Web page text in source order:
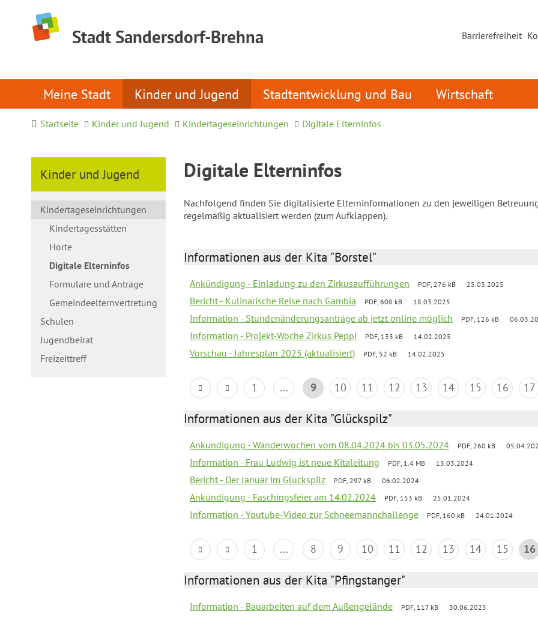
Stadt Sandersdorf-Brehna Barrierefreiheit
Meine Stadt Kinder und Jugend Stadtentwicklung und Bau Wirtschaft
Startseite Kinder und Jugend Kindertageseinrichtungen Digitale Elterninfos
Kinder und Jugend
Kindertageseinrichtungen
Kindertagesstätten
Horte
Digitale Elterninfos
Formulare und Anträge
Gemeindeelternvertretung
Schulen
Jugendbeirat
Freizeittreff
Digitale Elterninfos
Nachfolgend finden Sie digitalisierte Elterninformationen zu den jeweiligen
regelmäßig aktualisiert werden (zum Aufklappen).
Informationen aus der Kita "Borstel"
Ankündigung - Einladung zu den Zirkusaufführungen PDF, 276 kB 25.03.2025
Bericht - Kulinarische Reise nach Gambia PDF, 608 kB 18.03.2025
Information - Stundenänderungsanträge ab jetzt online möglich PDF, 126 kB
Information - Projekt-Woche Zirkus Peppi PDF, 133 kB 14.02.2025
Vorschau - Jahresplan 2025 (aktualisiert) PDF, 52 kB 14.02.2025
1 ... 9 10 11 12 13 14 15 16 17
Informationen aus der Kita "Glückspilz"
Ankündigung - Wanderwochen vom 08.04.2024 bis 03.05.2024 PDF, 260 kB
Information - Frau Ludwig ist neue Kitaleitung PDF, 1.4 MB 13.03.2024
Bericht - Der Januar im Glückspilz PDF, 297 kB 06.02.2024
Ankündigung - Faschingsfeier am 14.02.2024 PDF, 153 kB 25.01.2024
Information - Youtube-Video zur Schneemannchallenge PDF, 160 kB 24.01.2024
1 ... 8 9 10 11 12 13 14 15 16
Informationen aus der Kita "Pfingstanger"
Information - Bauarbeiten auf dem Außengelände PDF, 117 kB 30.06.2025